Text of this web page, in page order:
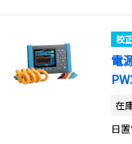
校
電
在
日